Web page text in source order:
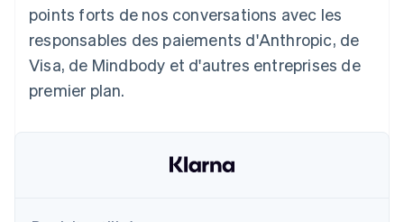
points forts de nos conversations avec les
responsables des paiements d'Anthropic, de
Visa, de Mindbody et d'autres entreprises de
premier plan.